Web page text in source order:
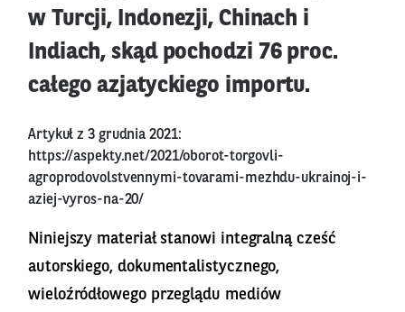
w Turcji, Indonezji, Chinach i
Indiach, skąd pochodzi 76 proc.
całego azjatyckiego importu.
Artykuł z 3 grudnia 2021:
https://aspekty.net/2021/oborot-torgovli-
agroprodovolstvennymi-tovarami-mezhdu-ukrainoj-i-
aziej-vyros-na-20/
Niniejszy materiał stanowi integralną cześć
autorskiego, dokumentalistycznego,
wieloźródłowego przeglądu mediów